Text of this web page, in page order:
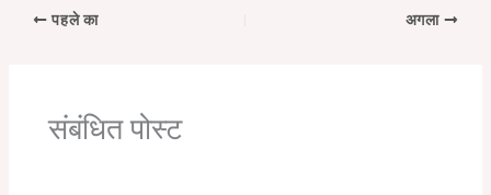
पहले का अगला
संबंधित पोस्ट